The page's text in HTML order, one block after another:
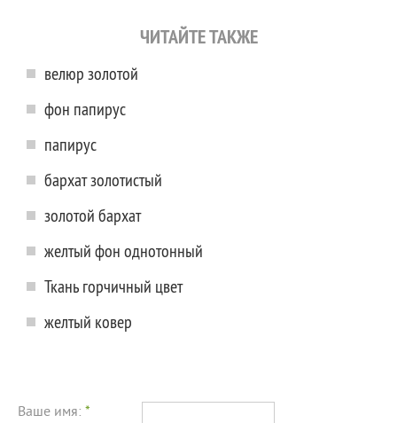
ЧИТАЙТЕ ТАКЖЕ
велюр золотой
фон папирус
папирус
бархат золотистый
золотой бархат
желтый фон однотонный
Ткань горчичный цвет
желтый ковер
Ваше имя: *